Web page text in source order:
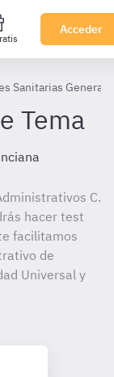
Acceder
Sanitarias
Tema
C.
hacer test
facilitamos
de
Universal y